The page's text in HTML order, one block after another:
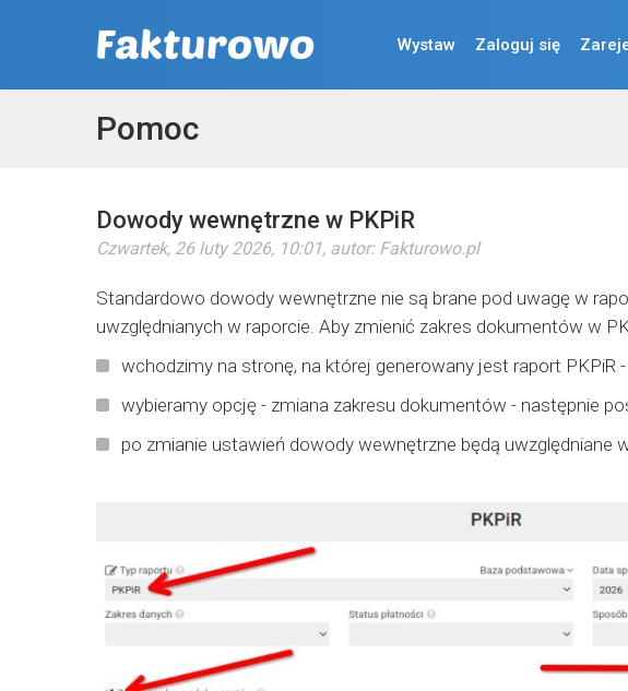
Wystaw Zaloguj się
Pomoc
Dowody wewnętrzne w PKPiR
Czwartek, 26 luty 2026, 10:01, autor: Fakturowo.pl
Standardowo dowody wewnętrzne nie są brane pod uwagę w
uwzględnianych w raporcie. Aby zmienić zakres dokumentów w
wchodzimy na stronę, na której generowany jest raport PKPiR -
wybieramy opcję - zmiana zakresu dokumentów - następnie
po zmianie ustawień dowody wewnętrzne będą uwzględniane